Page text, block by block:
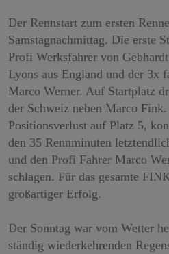
Datenschutzerklärung des
https://
Der Rennstart zum ersten
Samstagnachmittag. Die erste
Profi Werksfahrer von
Lyons aus England und der 3x
Marco Werner. Auf Startplatz
der Schweiz neben Marco
Positionsverlust auf Platz 5,
den 35 Rennminuten
und den Profi Fahrer Marco
schlagen. Für das gesamte
großartiger Erfolg.
Der Sonntag war vom Wetter
ständig wiederkehrenden